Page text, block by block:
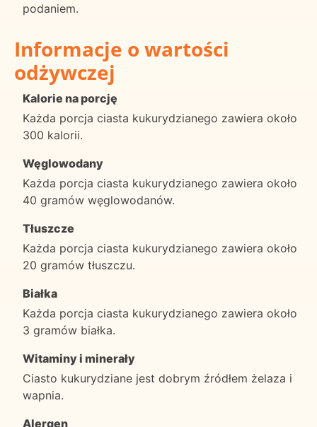
podaniem.
Informacje o wartości
odżywczej
Kalorie na porcję
Każda porcja ciasta kukurydzianego zawiera około
300 kalorii.
Węglowodany
Każda porcja ciasta kukurydzianego zawiera około
40 gramów węglowodanów.
Tłuszcze
Każda porcja ciasta kukurydzianego zawiera około
20 gramów tłuszczu.
Białka
Każda porcja ciasta kukurydzianego zawiera około
3 gramów białka.
Witaminy i minerały
Ciasto kukurydziane jest dobrym źródłem żelaza i
wapnia.
Alergen